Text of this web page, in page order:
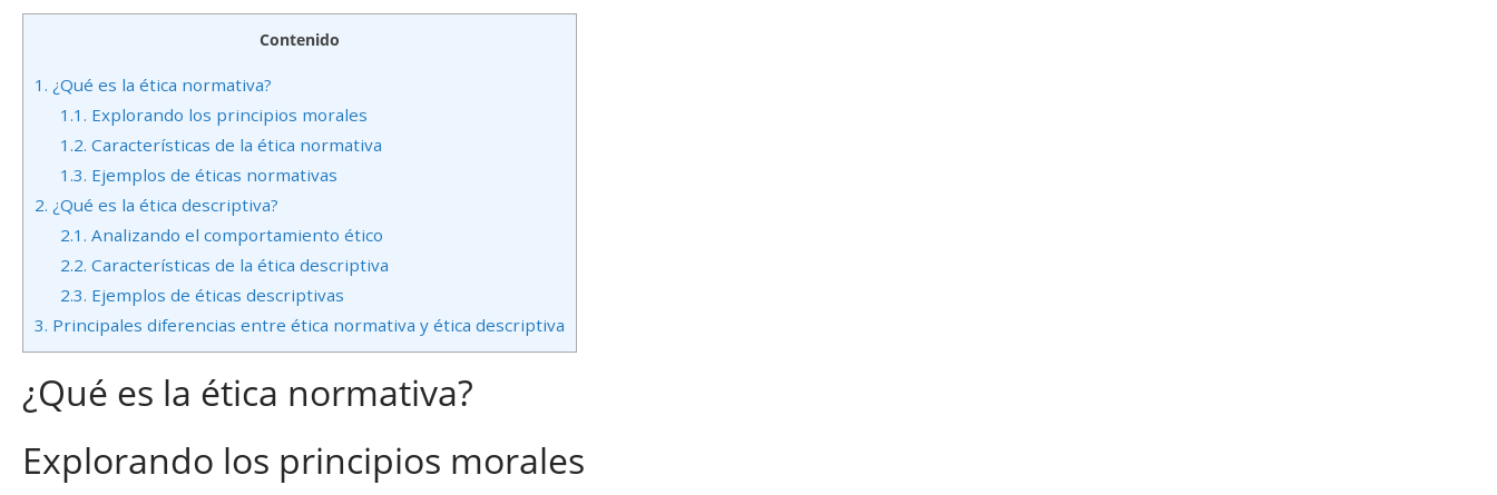
Contenido
1. ¿Qué es la ética normativa?
1.1. Explorando los principios morales
1.2. Características de la ética normativa
1.3. Ejemplos de éticas normativas
2. ¿Qué es la ética descriptiva?
2.1. Analizando el comportamiento ético
2.2. Características de la ética descriptiva
2.3. Ejemplos de éticas descriptivas
3. Principales diferencias entre ética normativa y ética descriptiva
¿Qué es la ética normativa?
Explorando los principios morales